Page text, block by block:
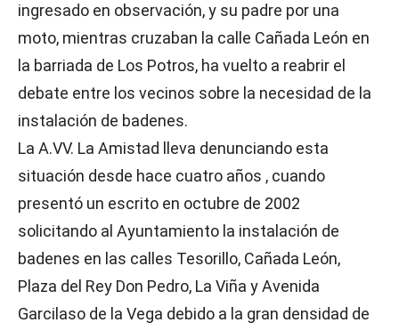
ingresado en observación, y su padre por una
moto, mientras cruzaban la calle Cañada León en
la barriada de Los Potros, ha vuelto a reabrir el
debate entre los vecinos sobre la necesidad de la
instalación de badenes.
La A.VV. La Amistad lleva denunciando esta
situación desde hace cuatro años , cuando
presentó un escrito en octubre de 2002
solicitando al Ayuntamiento la instalación de
badenes en las calles Tesorillo, Cañada León,
Plaza del Rey Don Pedro, La Viña y Avenida
Garcilaso de la Vega debido a la gran densidad de